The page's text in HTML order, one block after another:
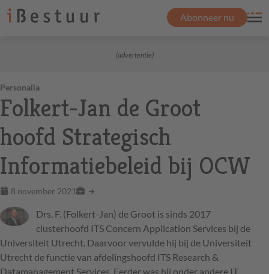
Abonneer nu
(advertentie)
Personalia
Folkert-Jan de Groot
hoofd Strategisch
Informatiebeleid bij OCW
8 november 2021
Drs. F. (Folkert-Jan) de Groot is sinds 2017
clusterhoofd ITS Concern Application Services bij de
Universiteit Utrecht. Daarvoor vervulde hij bij de Universiteit
Utrecht de functie van afdelingshoofd ITS Research &
Datamanagement Services. Eerder was hij onder andere IT